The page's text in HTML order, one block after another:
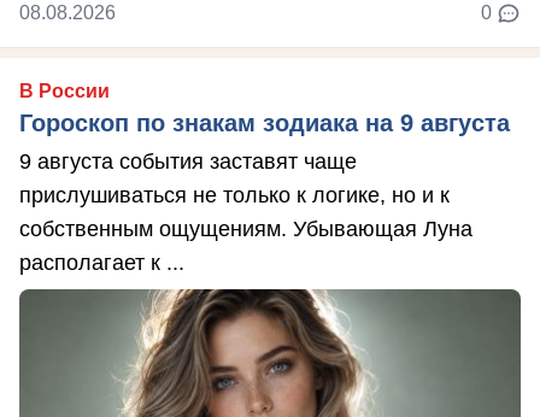
08.08.2026 0
В России
Гороскоп по знакам зодиака на 9 августа
9 августа события заставят чаще
прислушиваться не только к логике, но и к
собственным ощущениям. Убывающая Луна
располагает к ...